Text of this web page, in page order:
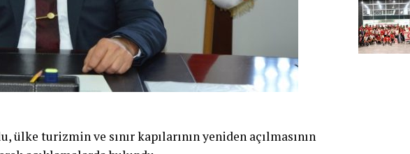
ülke turizmin ve sınır kapılarının yeniden açılmasının